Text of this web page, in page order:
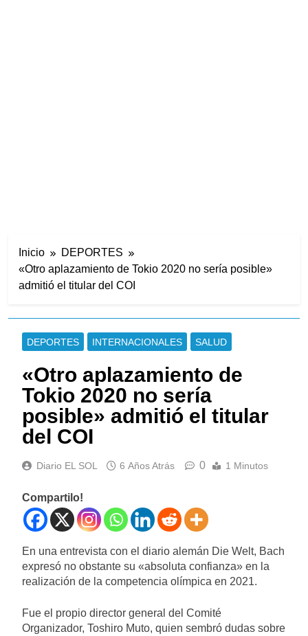
Inicio
DEPORTES
«Otro aplazamiento de Tokio 2020 no sería posible»
admitió el titular del COI
DEPORTES INTERNACIONALES SALUD
«Otro aplazamiento de
Tokio 2020 no sería
posible» admitió el titular
del COI
Diario EL SOL 6 Años Atrás 0 1 Minutos
Compartilo!
En una entrevista con el diario alemán Die Welt, Bach
expresó no obstante su «absoluta confianza» en la
realización de la competencia olímpica en 2021.
Fue el propio director general del Comité
Organizador, Toshiro Muto, quien sembró dudas sobre